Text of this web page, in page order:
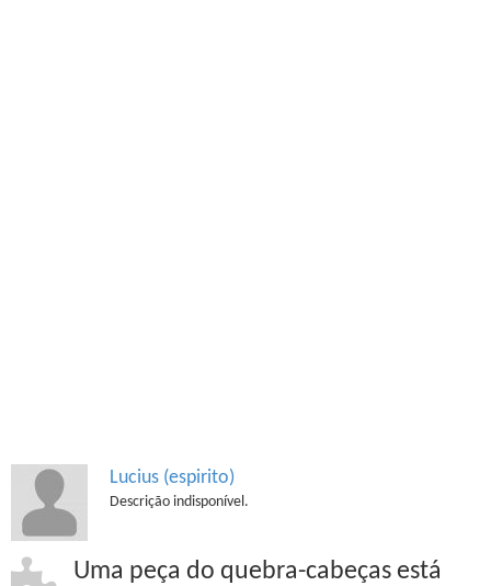
Lucius (espirito)
Descrição indisponível.
Uma peça do quebra-cabeças está